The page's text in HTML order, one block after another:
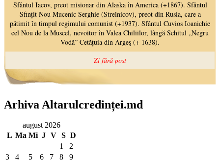
Arhiva Altarulcredinței.md
august 2026
L Ma Mi J V S D
1
2
3
4 5 6 7 8
9